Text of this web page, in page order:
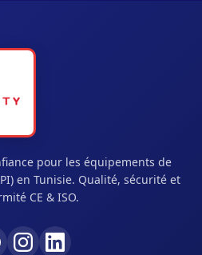
pour les équipements de
en Tunisie. Qualité, sécurité et
CE & ISO.